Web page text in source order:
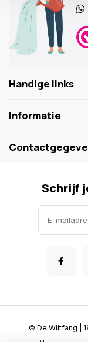
Handige links
Informatie
Schrijf
Algemene
© De Wiltfang |